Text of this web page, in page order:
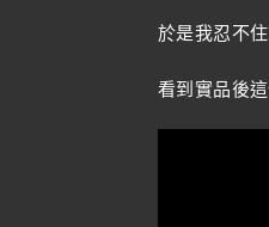
於是我忍不
看到實品後